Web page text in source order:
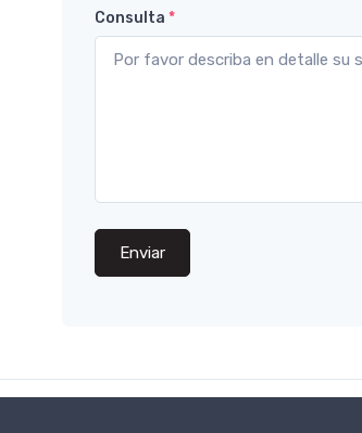
Consulta *
Enviar